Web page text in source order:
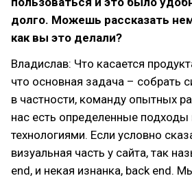
долго. Можешь рассказать
как вы это делали?
Владислав: Что касается
что основная задача – собрать
в частности, команду опытных
нас есть определенные подходы
технологиями. Если условно
визуальная часть у сайта, так
end, и некая изнанка, back end.